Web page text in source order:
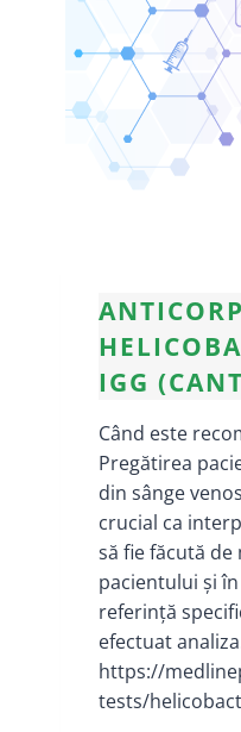
IGG
Când este
Pregătirea
din sânge
crucial ca
să fie făcută
pacientului și
referință
efectuat
https://
tests/